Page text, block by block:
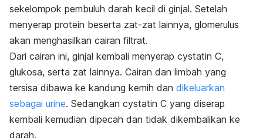
sekelompok pembuluh darah kecil di ginjal. Setelah
menyerap protein beserta zat-zat lainnya, glomerulus
akan menghasilkan cairan filtrat.
Dari cairan ini, ginjal kembali menyerap cystatin C,
glukosa, serta zat lainnya. Cairan dan limbah yang
tersisa dibawa ke kandung kemih dan dikeluarkan
sebagai urine. Sedangkan cystatin C yang diserap
kembali kemudian dipecah dan tidak dikembalikan ke
darah.